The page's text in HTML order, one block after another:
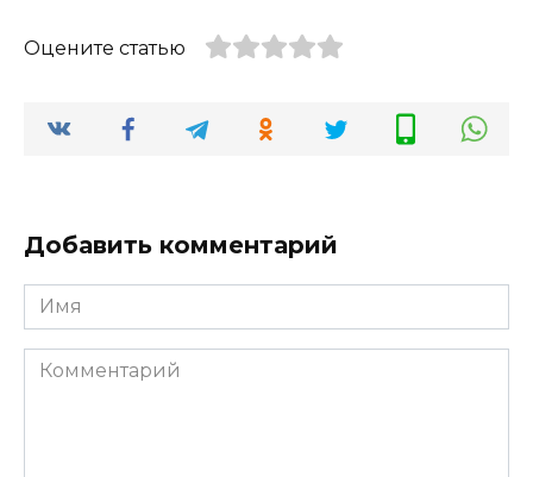
Оцените статью
Добавить комментарий
Имя
*
Комментарий